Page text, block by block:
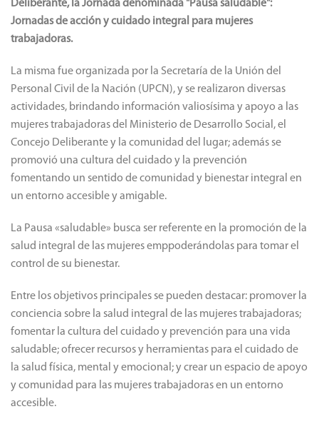
Deliberante, la Jornada denominada "Pausa saludable":
Jornadas de acción y cuidado integral para mujeres
trabajadoras.
La misma fue organizada por la Secretaría de la Unión del
Personal Civil de la Nación (UPCN), y se realizaron diversas
actividades, brindando información valiosísima y apoyo a las
mujeres trabajadoras del Ministerio de Desarrollo Social, el
Concejo Deliberante y la comunidad del lugar; además se
promovió una cultura del cuidado y la prevención
fomentando un sentido de comunidad y bienestar integral en
un entorno accesible y amigable.
La Pausa «saludable» busca ser referente en la promoción de la
salud integral de las mujeres emppoderándolas para tomar el
control de su bienestar.
Entre los objetivos principales se pueden destacar: promover la
conciencia sobre la salud integral de las mujeres trabajadoras;
fomentar la cultura del cuidado y prevención para una vida
saludable; ofrecer recursos y herramientas para el cuidado de
la salud física, mental y emocional; y crear un espacio de apoyo
y comunidad para las mujeres trabajadoras en un entorno
accesible.